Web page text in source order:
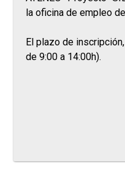
la oficina de empleo
El plazo de
de 9:00 a 14:00h).